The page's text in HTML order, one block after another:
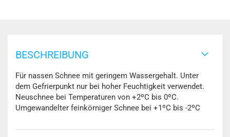
BESCHREIBUNG
Für nassen Schnee mit geringem Wassergehalt. Unter
dem Gefrierpunkt nur bei hoher Feuchtigkeit verwendet.
Neuschnee bei Temperaturen von +2ºC bis 0ºC.
Umgewandelter feinkörniger Schnee bei +1ºC bis -2ºC